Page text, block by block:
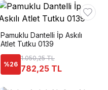
Pamuklu Dantelli İp Askılı
Atlet Tutku 0139
%26
1.050,25 TL
782,25 TL